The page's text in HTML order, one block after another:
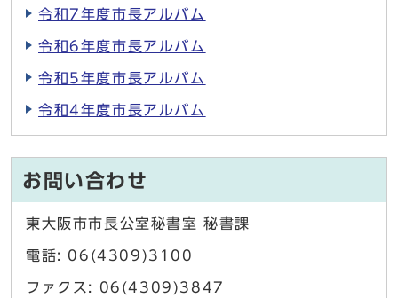
令和7年度市長アルバム
令和6年度市長アルバム
令和5年度市長アルバム
令和4年度市長アルバム
お問い合わせ
東大阪市市長公室秘書室 秘書課
電話: 06(4309)3100
ファクス: 06(4309)3847